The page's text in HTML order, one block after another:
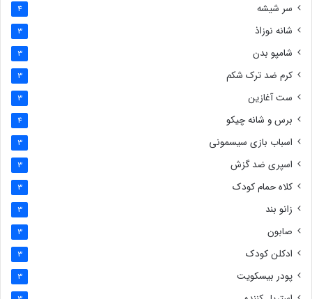
سر شیشه 4
شانه نوزاذ 3
شامپو بدن 3
کرم ضد ترک شکم 3
ست آغازین 3
برس و شانه چیکو 4
اسباب بازی سیسمونی 3
اسپری ضد گزش 3
کلاه حمام کودک 3
زانو بند 3
صابون 3
ادکلن کودک 3
پودر بیسکویت 3